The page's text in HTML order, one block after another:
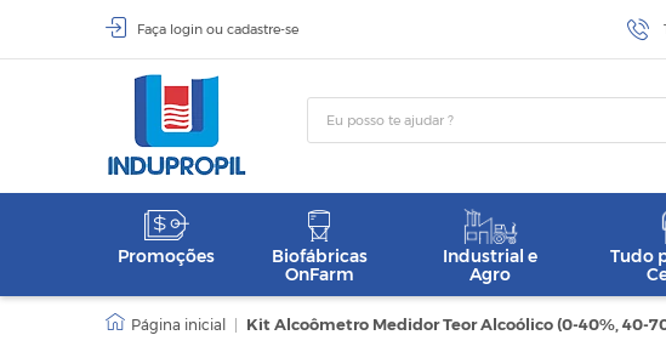
Faça login ou cadastre-se
Promoções
Biofábricas
OnFarm
Industrial e
Agro
Tudo
Kit Alcoômetro Medidor Teor Alcoólico (0-40%, 40-